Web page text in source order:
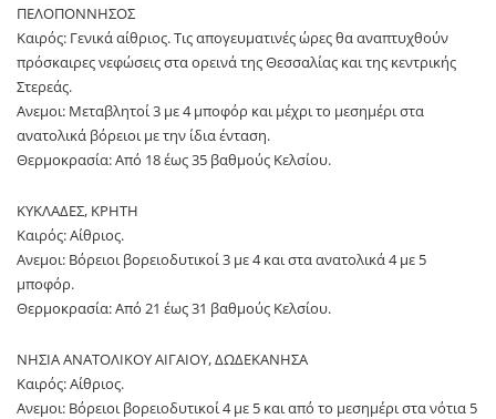
ΠΕΛΟΠΟΝΝΗΣΟΣ
Καιρός: Γενικά αίθριος. Τις απογευματινές ώρες θα αναπτυχθούν
πρόσκαιρες νεφώσεις στα ορεινά της Θεσσαλίας και της κεντρικής
Στερεάς.
Ανεμοι: Μεταβλητοί 3 με 4 μποφόρ και μέχρι το μεσημέρι στα
ανατολικά βόρειοι με την ίδια ένταση.
Θερμοκρασία: Από 18 έως 35 βαθμούς Κελσίου.
ΚΥΚΛΑΔΕΣ, ΚΡΗΤΗ
Καιρός: Αίθριος.
Ανεμοι: Βόρειοι βορειοδυτικοί 3 με 4 και στα ανατολικά 4 με 5
μποφόρ.
Θερμοκρασία: Από 21 έως 31 βαθμούς Κελσίου.
ΝΗΣΙΑ ΑΝΑΤΟΛΙΚΟΥ ΑΙΓΑΙΟΥ, ΔΩΔΕΚΑΝΗΣΑ
Καιρός: Aίθριος.
Ανεμοι: Βόρειοι βορειοδυτικοί 4 με 5 και από το μεσημέρι στα νότια 5